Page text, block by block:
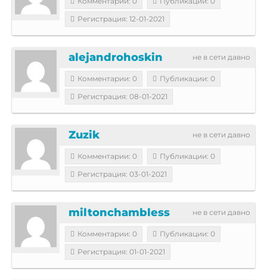
Регистрация: 12-01-2021
не в сети давно
alejandrohoskin
Комментарии: 0
Публикации: 0
Регистрация: 08-01-2021
не в сети давно
Zuzik
Комментарии: 0
Публикации: 0
Регистрация: 03-01-2021
не в сети давно
miltonchambless
Комментарии: 0
Публикации: 0
Регистрация: 01-01-2021